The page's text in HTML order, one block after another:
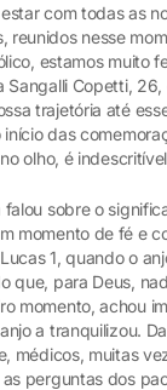
com todas as
reunidos nesse
estamos muito
Sangalli Copetti,
trajetória até
das
olho, é
sobre o
momento de fé e
1, quando o
que, para Deus,
momento, achou
a tranquilizou.
médicos, muitas
perguntas dos